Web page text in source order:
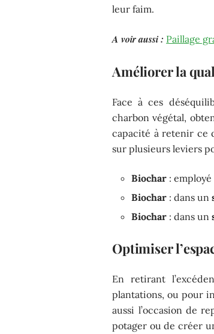
leur faim.
A voir aussi : Paillage
Améliorer la
Face à ces
charbon végétal,
capacité à retenir ce
sur plusieurs leviers
Biochar :
Biochar : dans un
Biochar : dans un
Optimiser
En retirant
plantations, ou pour
aussi l’occasion de
potager ou de créer